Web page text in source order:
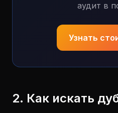
аудит в
Узнать
2. Как искать